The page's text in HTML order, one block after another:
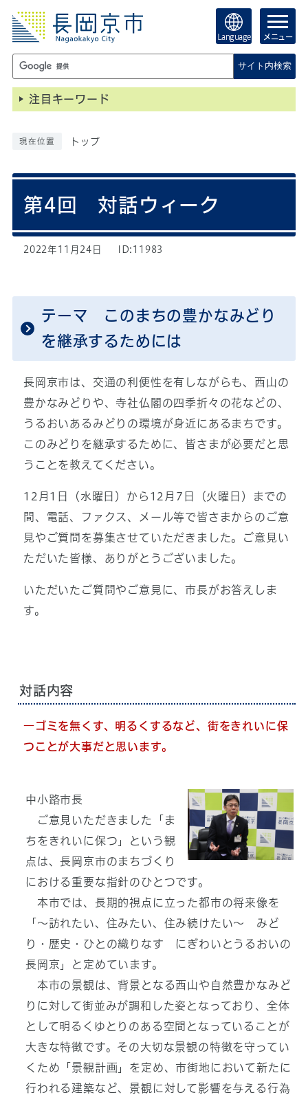
Language メニュー
サイト内検索
注目キーワード
現在位置 トップ
第4回 対話ウィーク
2022年11月24日 ID:11983
テーマ このまちの豊かなみどり
を継承するためには
長岡京市は、交通の利便性を有しながらも、西山の
豊かなみどりや、寺社仏閣の四季折々の花などの、
うるおいあるみどりの環境が身近にあるまちです。
このみどりを継承するために、皆さまが必要だと思
うことを教えてください。
12月1日（水曜日）から12月7日（火曜日）までの
間、電話、ファクス、メール等で皆さまからのご意
見やご質問を募集させていただきました。ご意見い
ただいた皆様、ありがとうございました。
いただいたご質問やご意見に、市長がお答えしま
す。
対話内容
―ゴミを無くす、明るくするなど、街をきれいに保
つことが大事だと思います。
中小路市長
ご意見いただきました「ま
ちをきれいに保つ」という観
点は、長岡京市のまちづくり
における重要な指針のひとつです。
本市では、長期的視点に立った都市の将来像を
「～訪れたい、住みたい、住み続けたい～ みど
り・歴史・ひとの織りなす にぎわいとうるおいの
長岡京」と定めています。
本市の景観は、背景となる西山や自然豊かなみど
りに対して街並みが調和した姿となっており、全体
として明るくゆとりのある空間となっていることが
大きな特徴です。その大切な景観の特徴を守ってい
くため「景観計画」を定め、市街地において新たに
行われる建築など、景観に対して影響を与える行為